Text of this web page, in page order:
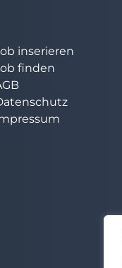
inserieren
finden